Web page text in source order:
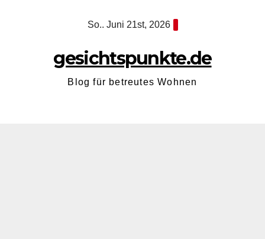
So.. Juni 21st, 2026
gesichtspunkte.de
Blog für betreutes Wohnen